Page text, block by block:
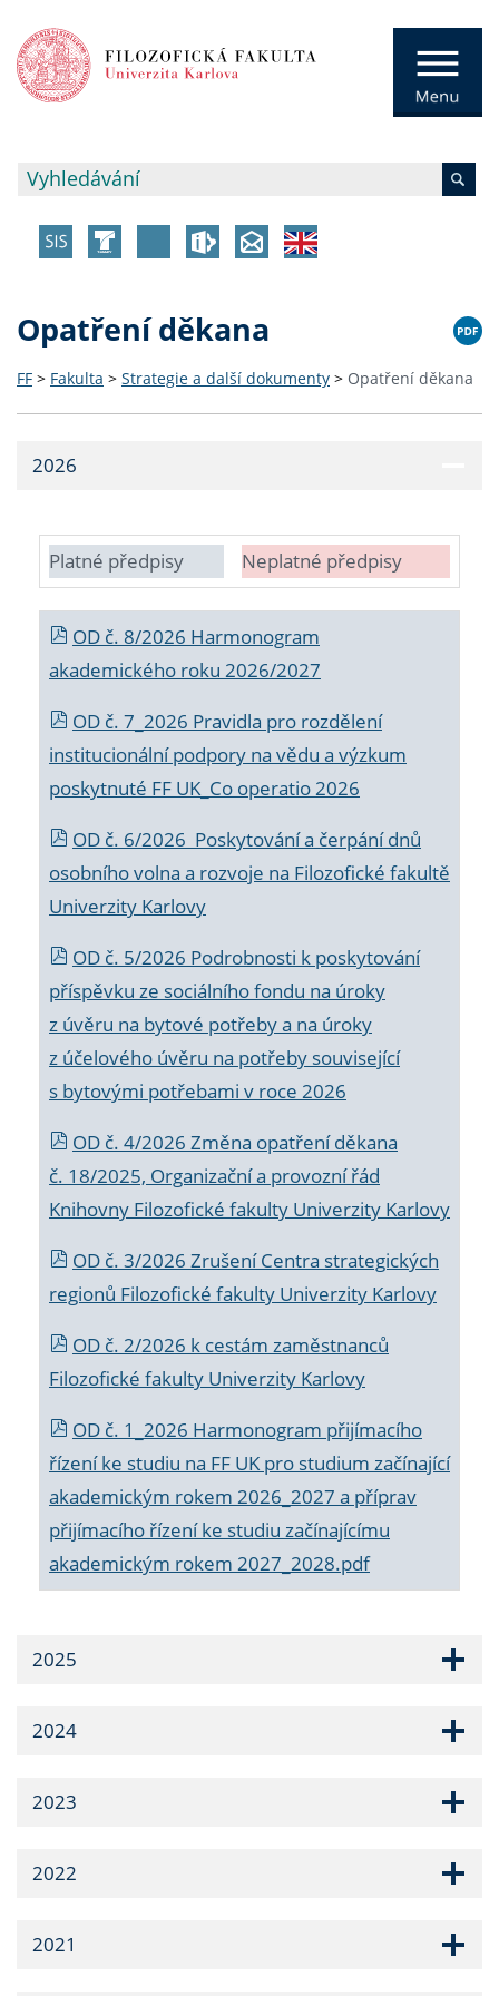
Opatření děkana
FF > Fakulta > Strategie a další dokumenty > Opatření děkana
2026
Platné předpisy Neplatné předpisy
OD č. 8/2026 Harmonogram
akademického roku 2026/2027
OD č. 7_2026 Pravidla pro rozdělení
institucionální podpory na vědu a výzkum
poskytnuté FF UK_Co operatio 2026
OD č. 6/2026 Poskytování a čerpání dnů
osobního volna a rozvoje na Filozofické fakultě
Univerzity Karlovy
OD č. 5/2026 Podrobnosti k poskytování
příspěvku ze sociálního fondu na úroky
z úvěru na bytové potřeby a na úroky
z účelového úvěru na potřeby související
s bytovými potřebami v roce 2026
OD č. 4/2026 Změna opatření děkana
č. 18/2025, Organizační a provozní řád
Knihovny Filozofické fakulty Univerzity Karlovy
OD č. 3/2026 Zrušení Centra strategických
regionů Filozofické fakulty Univerzity Karlovy
OD č. 2/2026 k cestám zaměstnanců
Filozofické fakulty Univerzity Karlovy
OD č. 1_2026 Harmonogram přijímacího
řízení ke studiu na FF UK pro studium začínající
akademickým rokem 2026_2027 a příprav
přijímacího řízení ke studiu začínajícímu
akademickým rokem 2027_2028.pdf
2025
2024
2023
2022
2021